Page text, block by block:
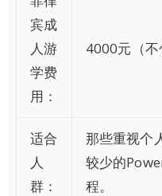
宾成
人游
学费
用：
4000元（
适合
人
群：
那些重视个
较少的
程。